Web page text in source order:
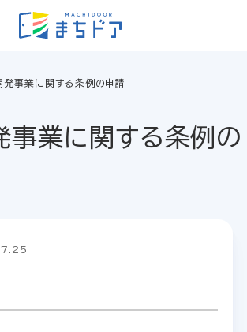
発事業に関する条例の申請
事業に関する条例の